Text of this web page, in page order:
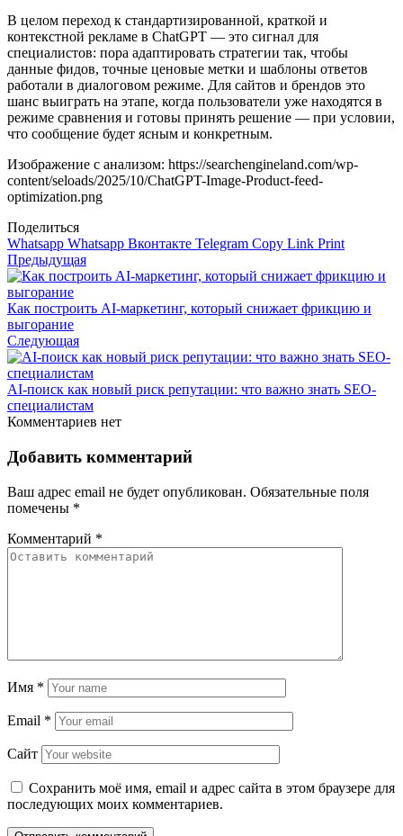
В целом переход к стандартизированной, краткой и
контекстной рекламе в ChatGPT — это сигнал для
специалистов: пора адаптировать стратегии так, чтобы
данные фидов, точные ценовые метки и шаблоны ответов
работали в диалоговом режиме. Для сайтов и брендов это
шанс выиграть на этапе, когда пользователи уже находятся в
режиме сравнения и готовы принять решение — при условии,
что сообщение будет ясным и конкретным.
Изображение с анализом: https://searchengineland.com/wp-
content/seloads/2025/10/ChatGPT-Image-Product-feed-
optimization.png
Поделиться
Whatsapp Whatsapp Вконтакте Telegram Copy Link Print
Предыдущая
Как построить AI‑маркетинг, который снижает фрикцию и
выгорание
Следующая
AI-поиск как новый риск репутации: что важно знать SEO-
специалистам
Комментариев нет
Добавить комментарий
Ваш адрес email не будет опубликован. Обязательные поля
помечены *
Комментарий *
Имя *
Email *
Сайт
Сохранить моё имя, email и адрес сайта в этом браузере для
последующих моих комментариев.